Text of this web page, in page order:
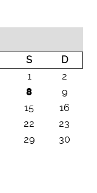
S
D
1
2
8
9
15
16
22
23
29
30